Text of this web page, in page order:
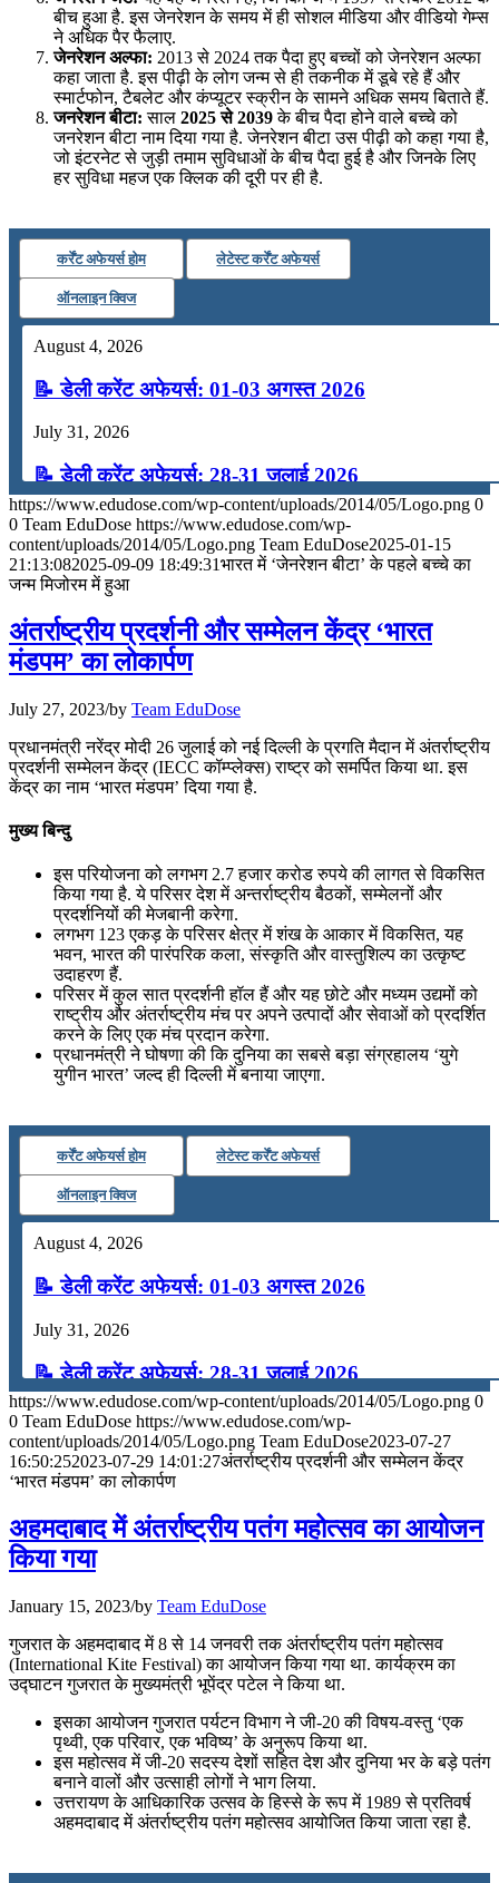
बीच हुआ है. इस जेनरेशन के समय में ही सोशल मीडिया और वीडियो गेम्स
ने अधिक पैर फैलाए.
जेनरेशन अल्फा: 2013 से 2024 तक पैदा हुए बच्चों को जेनरेशन अल्फा
कहा जाता है. इस पीढ़ी के लोग जन्म से ही तकनीक में डूबे रहे हैं और
स्मार्टफोन, टैबलेट और कंप्यूटर स्क्रीन के सामने अधिक समय बिताते हैं.
जनरेशन बीटा:साल 2025 से 2039के बीच पैदा होने वाले बच्चे को
जनरेशन बीटा नाम दिया गया है. जेनरेशन बीटा उस पीढ़ी को कहा गया है,
जो इंटरनेट से जुड़ी तमाम सुविधाओं के बीच पैदा हुई है और जिनके लिए
हर सुविधा महज एक क्लिक की दूरी पर ही है.
कर्रेंट अफेयर्स होम लेटेस्ट कर्रेंट अफेयर्स
ऑनलाइन क्विज
August 4, 2026
📝 डेली करेंट अफेयर्स: 01-03 अगस्त 2026
July 31, 2026
📝 डेली करेंट अफेयर्स: 28-31 जुलाई 2026
July 28, 2026
📝 डेली करेंट अफेयर्स: 25-27 जुलाई 2026
📝 डेली करेंट अफेयर्स: 22-24 जुलाई 2026
📝 डेली करेंट अफेयर्स: 19-21 जुलाई 2026
July 19, 2026
📝 डेली करेंट अफेयर्स: 16-18 जुलाई 2026
July 16, 2026
📝 डेली करेंट अफेयर्स: 13-15 जुलाई 2026
https://www.edudose.com/wp-content/uploads/2014/05/Logo.png 0
0 Team EduDose https://www.edudose.com/wp-
content/uploads/2014/05/Logo.png Team EduDose2025-01-15
21:13:082025-09-09 18:49:31भारत में ‘जेनरेशन बीटा’ के पहले बच्चे का
जन्म मिजोरम में हुआ
अंतर्राष्ट्रीय प्रदर्शनी और सम्मेलन केंद्र ‘भारत
मंडपम’ का लोकार्पण
July 27, 2023/by Team EduDose
प्रधानमंत्री नरेंद्र मोदी 26 जुलाई को नई दिल्‍ली के प्रगति मैदान में अंतर्राष्ट्रीय
प्रदर्शनी सम्मेलन केंद्र (IECC कॉम्प्लेक्स) राष्ट्र को समर्पित किया था. इस
केंद्र का नाम ‘भारत मंडपम’ दिया गया है.
मुख्य बिन्दु
इस परियोजना को लगभग 2.7 हजार करोड रुपये की लागत से विकसित
किया गया है. ये परिसर देश में अन्‍तर्राष्‍ट्रीय बैठकों, सम्‍मेलनों और
प्रदर्शनियों की मेजबानी करेगा.
लगभग 123 एकड़ के परिसर क्षेत्र में शंख के आकार में विकसित, यह
भवन, भारत की पारंपरिक कला, संस्कृति और वास्तुशिल्प का उत्कृष्ट
उदाहरण हैं.
परिसर में कुल सात प्रदर्शनी हॉल हैं और यह छोटे और मध्यम उद्यमों को
राष्ट्रीय और अंतर्राष्ट्रीय मंच पर अपने उत्पादों और सेवाओं को प्रदर्शित
करने के लिए एक मंच प्रदान करेगा.
प्रधानमंत्री ने घोषणा की कि दुनिया का सबसे बड़ा संग्रहालय ‘युगे
युगीन भारत’ जल्द ही दिल्ली में बनाया जाएगा.
कर्रेंट अफेयर्स होम लेटेस्ट कर्रेंट अफेयर्स
ऑनलाइन क्विज
August 4, 2026
📝 डेली करेंट अफेयर्स: 01-03 अगस्त 2026
July 31, 2026
📝 डेली करेंट अफेयर्स: 28-31 जुलाई 2026
July 28, 2026
📝 डेली करेंट अफेयर्स: 25-27 जुलाई 2026
📝 डेली करेंट अफेयर्स: 22-24 जुलाई 2026
📝 डेली करेंट अफेयर्स: 19-21 जुलाई 2026
July 19, 2026
📝 डेली करेंट अफेयर्स: 16-18 जुलाई 2026
July 16, 2026
📝 डेली करेंट अफेयर्स: 13-15 जुलाई 2026
https://www.edudose.com/wp-content/uploads/2014/05/Logo.png 0
0 Team EduDose https://www.edudose.com/wp-
content/uploads/2014/05/Logo.png Team EduDose2023-07-27
16:50:252023-07-29 14:01:27अंतर्राष्ट्रीय प्रदर्शनी और सम्मेलन केंद्र
‘भारत मंडपम’ का लोकार्पण
अहमदाबाद में अंतर्राष्ट्रीय पतंग महोत्सव का आयोजन
किया गया
January 15, 2023/by Team EduDose
गुजरात के अहमदाबाद में 8 से 14 जनवरी तक अंतर्राष्ट्रीय पतंग महोत्सव
(International Kite Festival) का आयोजन किया गया था. कार्यक्रम का
उद्घाटन गुजरात के मुख्यमंत्री भूपेंद्र पटेल ने किया था.
इसका आयोजन गुजरात पर्यटन विभाग ने जी-20 की विषय-वस्‍तु ‘एक
पृथ्वी, एक परिवार, एक भविष्‍य’ के अनुरूप किया था.
इस महोत्सव में जी-20 सदस्य देशों सहित देश और दुनिया भर के बड़े पतंग
बनाने वालों और उत्साही लोगों ने भाग लिया.
उत्तरायण के आधिकारिक उत्सव के हिस्से के रूप में 1989 से प्रतिवर्ष
अहमदाबाद में अंतर्राष्ट्रीय पतंग महोत्सव आयोजित किया जाता रहा है.